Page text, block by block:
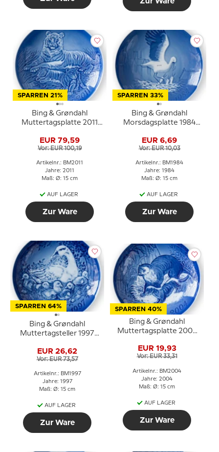
SPARREN 21%
Bing & Grøndahl
Muttertagsplatte 2011
EUR 79,59
Vor: EUR 100,19
Artikelnr.: BM2011
Jahre: 2011
Maß: Ø: 15 cm
AUF LAGER
Zur Ware
SPARREN 33%
Bing & Grøndahl
Morsdagsplatte 1984
EUR 6,69
Vor: EUR 10,03
Artikelnr.: BM1984
Jahre: 1984
Maß: Ø: 15 cm
AUF LAGER
Zur Ware
SPARREN 64%
Bing & Grøndahl
Muttertagsteller 1997
EUR 26,62
Vor: EUR 73,57
Artikelnr.: BM1997
Jahre: 1997
Maß: Ø: 15 cm
AUF LAGER
Zur Ware
SPARREN 40%
Bing & Grøndahl
Muttertagsplatte 2004
EUR 19,93
Vor: EUR 33,31
Artikelnr.: BM2004
Jahre: 2004
Maß: Ø: 15 cm
AUF LAGER
Zur Ware